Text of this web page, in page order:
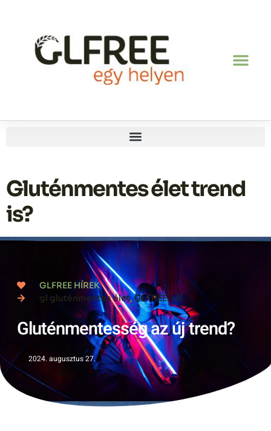
Gluténmentes élet trend
is?
GLFREE HÍREK
gl gluténmentes élet,GLFREE-ről
Gluténmentesség az új trend?
2024. augusztus 27.